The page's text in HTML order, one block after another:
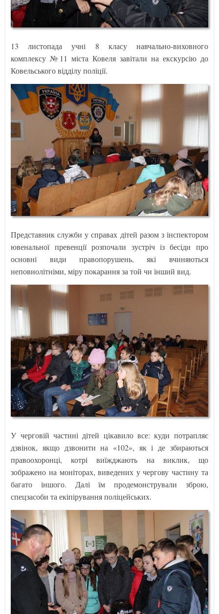
13 листопада учні 8 класу навчально-виховного
комплексу №11 міста Ковеля завітали на екскурсію до
Ковельського відділу поліції.
Представник служби у справах дітей разом з інспектором
ювенальної превенції розпочали зустріч із бесіди про
основні види правопорушень, які вчиняються
неповнолітніми, міру покарання за той чи інший вид.
У черговій частині дітей цікавило все: куди потрапляє
дзвінок, якщо дзвонити на «102», як і де збираються
правоохоронці, котрі виїжджають на виклик, що
зображено на моніторах, виведених у чергову частину та
багато іншого. Далі їм продемонстрували зброю,
спецзасоби та екіпірування поліцейських.